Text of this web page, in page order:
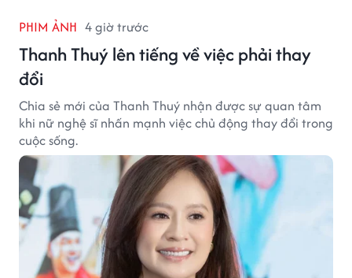
PHIM ẢNH 4 giờ trước
Thanh Thuý lên tiếng về việc phải thay
đổi
Chia sẻ mới của Thanh Thuý nhận được sự quan tâm
khi nữ nghệ sĩ nhấn mạnh việc chủ động thay đổi trong
cuộc sống.